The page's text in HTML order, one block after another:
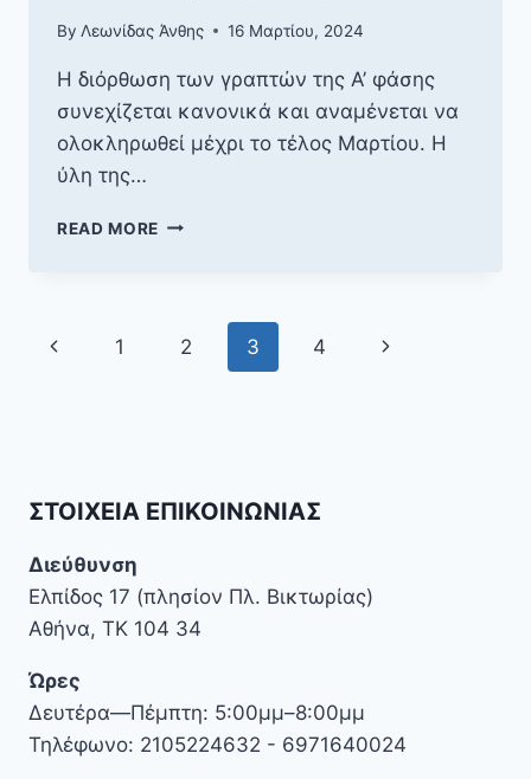
By Λεωνίδας Άνθης 16 Μαρτίου, 2024
Η διόρθωση των γραπτών της Α’ φάσης
συνεχίζεται κανονικά και αναμένεται να
ολοκληρωθεί μέχρι το τέλος Μαρτίου. Η
ύλη της…
READ MORE ΣΧΕΤΙΚΆ
ΚΑΙ
Page
Previous
1 2 3 4
Next
ΣΤΟΙΧΕΊΑ ΕΠΙΚΟΙΝΩΝΊΑΣ
Διεύθυνση
Ελπίδος 17 (πλησίον Πλ. Βικτωρίας)
Αθήνα, ΤΚ 104 34
Ώρες
Δευτέρα—Πέμπτη: 5:00μμ–8:00μμ
Τηλέφωνο: 2105224632 - 6971640024